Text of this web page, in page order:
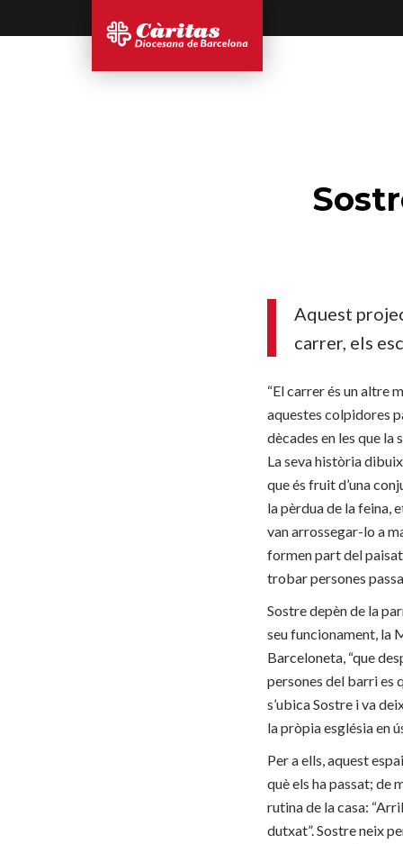
Aquest
carrer, els
“El carrer és un altre
aquestes colpidores
dècades en les que
La seva història
que és fruit d’una
la pèrdua de la feina,
van arrossegar-lo a
formen part del
trobar persones
Sostre depèn de la
seu funcionament, la
Barceloneta, “que
persones del barri es
s’ubica Sostre i va
la pròpia església en
Per a ells, aquest
què els ha passat; de
rutina de la casa:
dutxat”. Sostre neix